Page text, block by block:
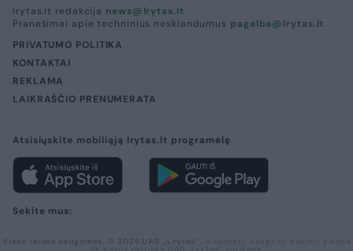
lrytas.lt redakcija news@lrytas.lt
Pranešimai apie techninius nesklandumus pagalba@lrytas.lt
PRIVATUMO POLITIKA
KONTAKTAI
REKLAMA
LAIKRAŠČIO PRENUMERATA
Atsisiųskite mobiliąją lrytas.lt programėlę
Sekite mus: